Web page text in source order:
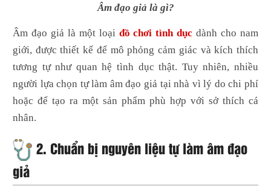
Âm đạo giả là gì?
Âm đạo giả là một loại đồ chơi tình dục dành cho nam
giới, được thiết kế để mô phỏng cảm giác và kích thích
tương tự như quan hệ tình dục thật. Tuy nhiên, nhiều
người lựa chọn tự làm âm đạo giả tại nhà vì lý do chi phí
hoặc để tạo ra một sản phẩm phù hợp với sở thích cá
nhân.
2. Chuẩn bị nguyên liệu tự làm âm đạo
giả